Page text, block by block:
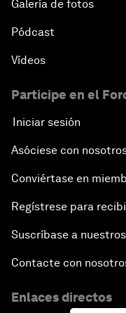
Galería de fotos
Pódcast
Vídeos
Participe en el
Iniciar sesión
Asóciese con
Conviértase en
Regístrese para
Suscríbase a
Contacte con
Enlaces directos